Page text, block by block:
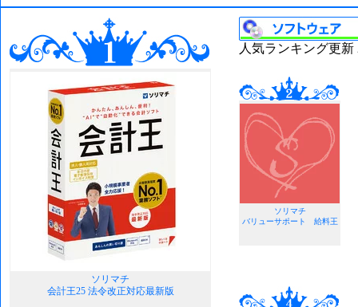
ソリマチ
会計王25 法令改正対応最新版
人気ランキング更新
ソリマチ
バリューサポート 給料王